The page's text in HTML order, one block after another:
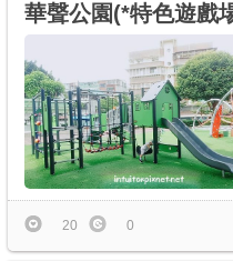
華聲公園(*特色遊戲
20 0